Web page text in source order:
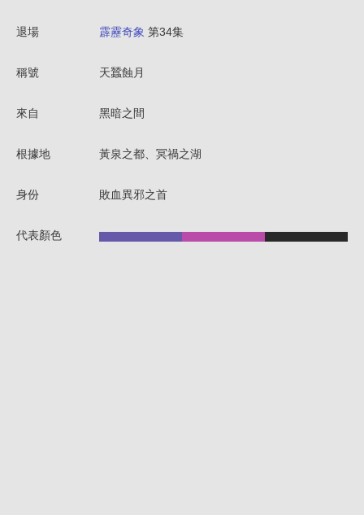
退場 霹靂奇象 第34集
稱號 天蠶蝕月
來自 黑暗之間
根據地 黃泉之都、冥禍之湖
身份 敗血異邪之首
代表顏色